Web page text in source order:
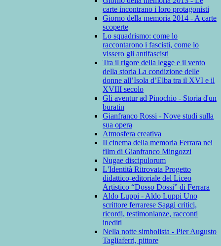
carte incontrano i loro protagonisti
Giorno della memoria 2014 - A carte
scoperte
Lo squadrismo: come lo
raccontarono i fascisti, come lo
vissero gli antifascisti
Tra il rigore della legge e il vento
della storia La condizione delle
donne all’Isola d’Elba tra il XVI e il
XVIII secolo
Gli aventur ad Pinochio - Storia d'un
buratin
Gianfranco Rossi - Nove studi sulla
sua opera
Atmosfera creativa
Il cinema della memoria Ferrara nei
film di Gianfranco Mingozzi
Nugae discipulorum
L'Identità Ritrovata Progetto
didattico-editoriale del Liceo
Artistico “Dosso Dossi” di Ferrara
Aldo Luppi - Aldo Luppi Uno
scrittore ferrarese Saggi critici,
ricordi, testimonianze, racconti
inediti
Nella notte simbolista - Pier Augusto
Tagliaferri, pittore